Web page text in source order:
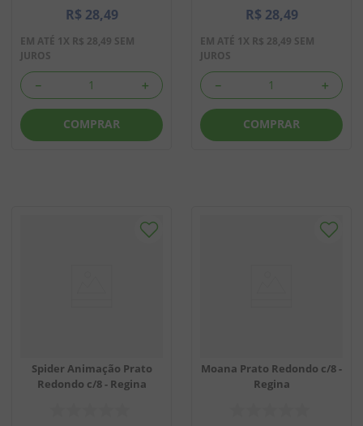
R$ 28,49
EM ATÉ 1X R$ 28,49 SEM
JUROS
＋
－
COMPRAR
R$ 28,49
EM ATÉ 1X R$ 28,49 SEM
JUROS
＋
－
COMPRAR
Spider Animação Prato
Redondo c/8 - Regina
Moana Prato Redondo c/8 -
Regina